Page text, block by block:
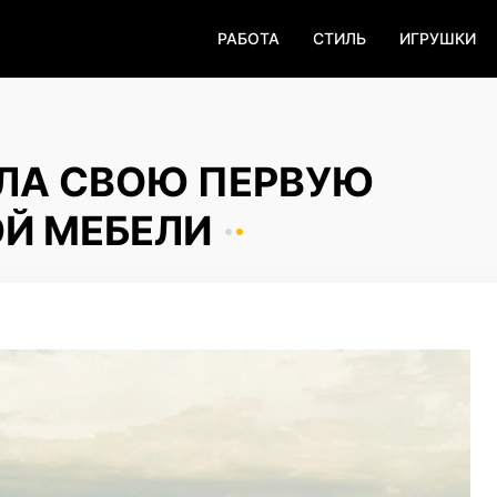
РАБОТА СТИЛЬ ИГРУШКИ
СВОЮ ПЕРВУЮ
МЕБЕЛИ